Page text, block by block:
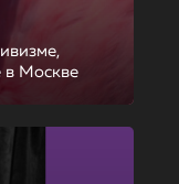
в Москве